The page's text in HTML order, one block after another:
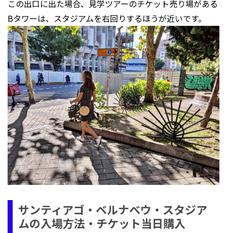
この出口に出た場合、見学ツアーのチケット売り場がある
Bタワーは、スタジアムを右回りするほうが近いです。
サンティアゴ・ベルナベウ・スタジア
ムの入場方法・チケット当日購入